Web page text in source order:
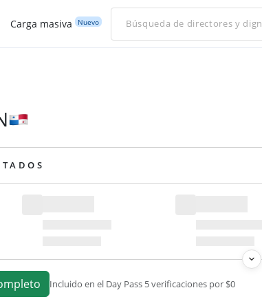
Carga masiva Nuevo
Incluido en el Day Pass 5 verificaciones por $0